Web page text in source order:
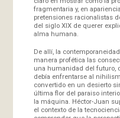
fragmentaria y, en
pretensiones racionalistas
del siglo XIX de querer
alma humana.
De allí, la
manera profética las
una humanidad del futuro,
debía enfrentarse al
convertido en un desierto
última flor del paraiso
la máquina. Héctor-Juan
el contexto de la